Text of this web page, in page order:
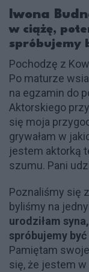
Iwona
w ciążę,
spróbujemy
Pochodzę z
Po maturze
na egzamin do
Aktorskiego
się moja
grywałam w
jestem aktorką
szumu. Pani
Poznaliśmy się
byliśmy na
urodziłam
spróbujemy
Pamiętam
się, że jestem w